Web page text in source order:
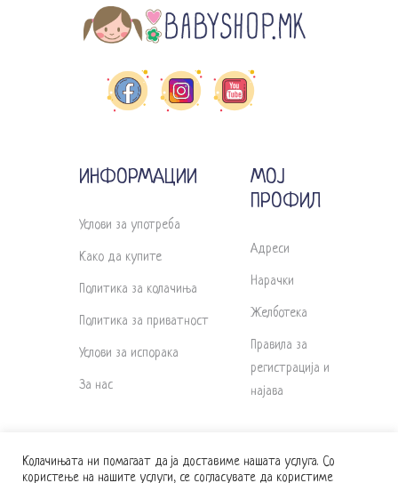
ИНФОРМАЦИИ
Услови за употреба
Како да купите
Политика за колачиња
Политика за приватност
Услови за испорака
За нас
МОЈ
ПРОФИЛ
Адреси
Нарачки
Желботека
Правила за
регистрација и
најава
Колачињата ни помагаат да ја доставиме нашата услуга. Со
користење на нашите услуги, се согласувате да користиме